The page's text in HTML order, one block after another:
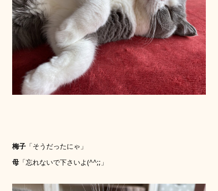
梅子「そうだったにゃ」
母「忘れないで下さいよ(^^;;」